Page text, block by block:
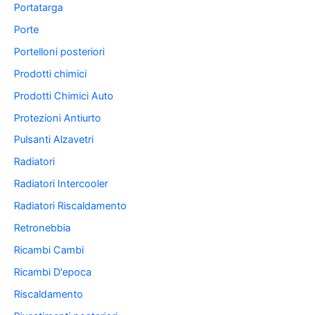
Portatarga
Porte
Portelloni posteriori
Prodotti chimici
Prodotti Chimici Auto
Protezioni Antiurto
Pulsanti Alzavetri
Radiatori
Radiatori Intercooler
Radiatori Riscaldamento
Retronebbia
Ricambi Cambi
Ricambi D'epoca
Riscaldamento